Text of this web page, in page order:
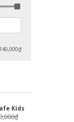
140,000₫
Kids
₫